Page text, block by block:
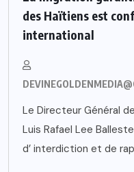
des Haïtiens est
international
Le Directeur Général
Luis Rafael Lee
d’ interdiction et de